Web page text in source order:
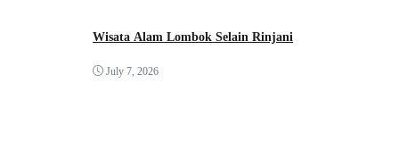
Wisata Alam Lombok Selain Rinjani
July 7, 2026